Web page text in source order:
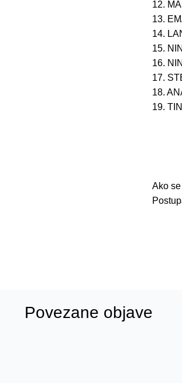
12.
13.
14.
15.
16.
17.
18.
19.
Ako
Povezane objave